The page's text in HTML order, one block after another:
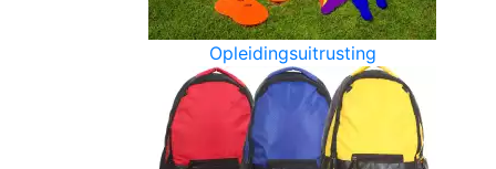
Opleidingsuitrusting